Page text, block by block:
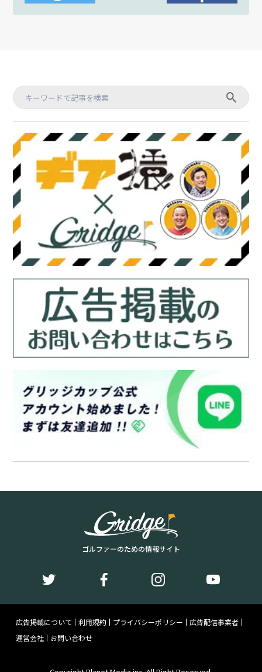
ゴルファーのための情報サイト
広告掲載について 利用規約 プライバシーポリシー
広告配信事業者
運営会社
お問い合わせ